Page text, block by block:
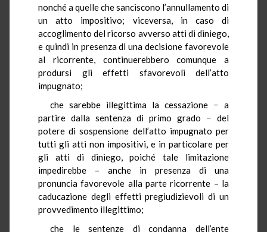
nonché a quelle che sanciscono l’annullamento di
un atto impositivo; viceversa, in caso di
accoglimento del ricorso avverso atti di diniego,
e quindi in presenza di una decisione favorevole
al ricorrente, continuerebbero comunque a
prodursi gli effetti sfavorevoli dell’atto
impugnato;
che sarebbe illegittima la cessazione − a
partire dalla sentenza di primo grado − del
potere di sospensione dell’atto impugnato per
tutti gli atti non impositivi, e in particolare per
gli atti di diniego, poiché tale limitazione
impedirebbe – anche in presenza di una
pronuncia favorevole alla parte ricorrente – la
caducazione degli effetti pregiudizievoli di un
provvedimento illegittimo;
che le sentenze di condanna dell’ente